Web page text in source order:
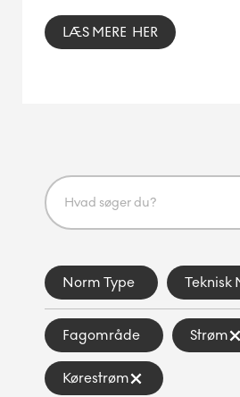
LÆS MERE HER
Norm Type Teknisk
Fagområde Strøm
Kørestrøm